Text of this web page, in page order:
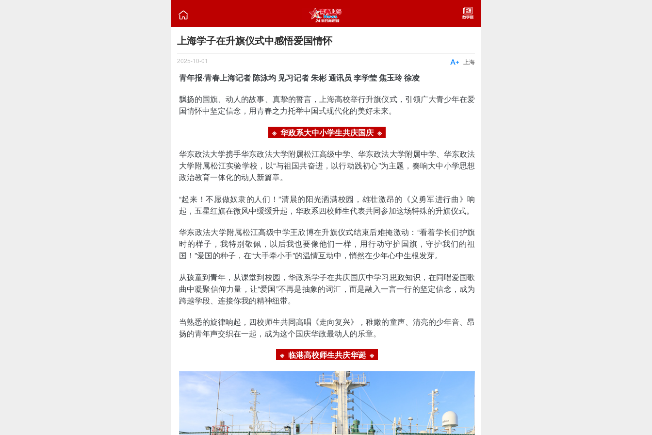

上海学子在升旗仪式中感悟爱国情怀
2025-10-01 上海

青年报·青春上海记者 陈泳均 见习记者 朱彬通讯员 李学莹 焦玉玲 徐凌
飘扬的国旗、动人的故事、真挚的誓言，上海高校举行升旗仪式，引领广大青少年在爱
国情怀中坚定信念，用青春之力托举中国式现代化的美好未来。
※ 华政系大中小学生共庆国庆 ※
华东政法大学携手华东政法大学附属松江高级中学、华东政法大学附属中学、华东政法
大学附属松江实验学校，以“与祖国共奋进，以行动践初心”为主题，奏响大中小学思想
政治教育一体化的动人新篇章。
“起来！不愿做奴隶的人们！”清晨的阳光洒满校园，雄壮激昂的《义勇军进行曲》响
起，五星红旗在微风中缓缓升起，华政系四校师生代表共同参加这场特殊的升旗仪式。
华东政法大学附属松江高级中学王欣博在升旗仪式结束后难掩激动：“看着学长们护旗
时的样子，我特别敬佩，以后我也要像他们一样，用行动守护国旗，守护我们的祖
国！”爱国的种子，在“大手牵小手”的温情互动中，悄然在少年心中生根发芽。
从孩童到青年，从课堂到校园，华政系学子在共庆国庆中学习思政知识，在同唱爱国歌
曲中凝聚信仰力量，让“爱国”不再是抽象的词汇，而是融入一言一行的坚定信念，成为
跨越学段、连接你我的精神纽带。
当熟悉的旋律响起，四校师生共同高唱《走向复兴》，稚嫩的童声、清亮的少年音、昂
扬的青年声交织在一起，成为这个国庆华政最动人的乐章。
※ 临港高校师生共庆华诞 ※